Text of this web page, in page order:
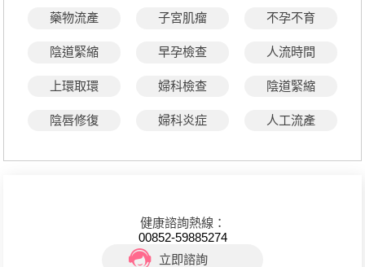
藥物流產 子宮肌瘤 不孕不育
陰道緊縮 早孕檢查 人流時間
上環取環 婦科檢查 陰道緊縮
陰唇修復 婦科炎症 人工流產
健康諮詢熱線：
00852-59885274
立即諮詢